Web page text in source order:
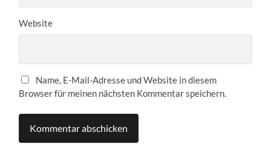
Website
Name, E-Mail-Adresse und Website in diesem
Browser für meinen nächsten Kommentar speichern.